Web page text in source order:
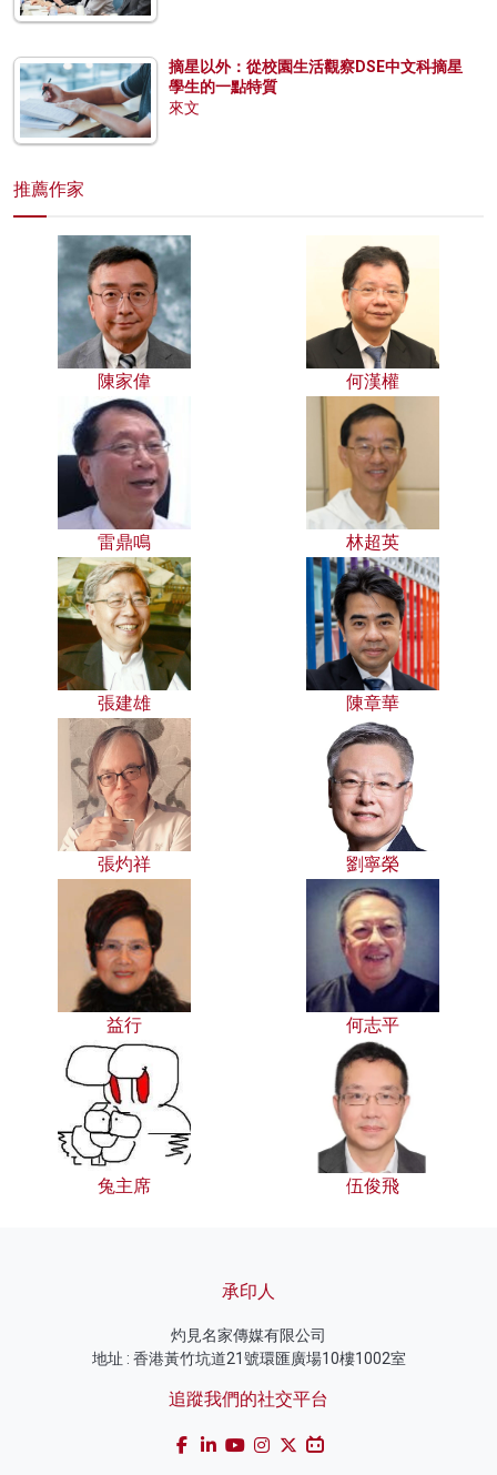
摘星以外：從校園生活觀察DSE中文科摘星
學生的一點特質
來文
推薦作家
陳家偉 何漢權
雷鼎鳴 林超英
張建雄 陳章華
張灼祥 劉寧榮
益行 何志平
兔主席 伍俊飛
承印人
灼見名家傳媒有限公司
地址 : 香港黃竹坑道21號環匯廣場10樓1002室
追蹤我們的社交平台